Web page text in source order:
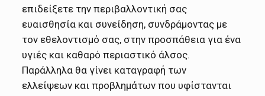
επιδείξετε την περιβαλλοντική σας
ευαισθησία και συνείδηση, συνδράμοντας με
τον εθελοντισμό σας, στην προσπάθεια για ένα
υγιές και καθαρό περιαστικό άλσος.
Παράλληλα θα γίνει καταγραφή των
ελλείψεων και προβλημάτων που υφίστανται